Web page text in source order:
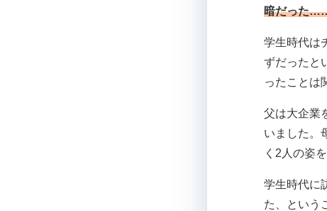
暗だった
学生時代は
ずだったと
ったことは
父は大企業
いました。
く2人の姿
学生時代に
た、という